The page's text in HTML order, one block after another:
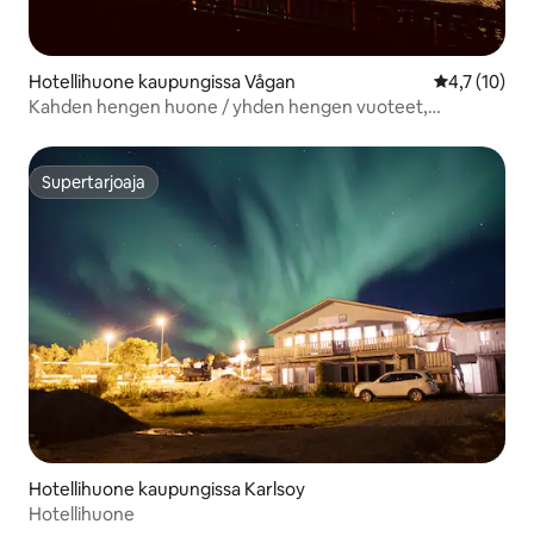
Hotellihuone kaupungissa Vågan
4,7 (10)
Kahden hengen huone / yhden hengen vuoteet,
Supertarjoaja
Supertarjoaja
Hotellihuone kaupungissa Karlsoy
Hotellihuone